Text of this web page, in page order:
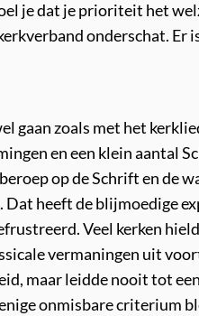
je dat je prioriteit het
onderschat. Er
gaan zoals met het
en een klein aantal
op de Schrift en de
heeft de blijmoedige
Veel kerken
vermaningen uit
maar leidde nooit tot
onmisbare criterium